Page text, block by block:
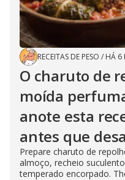
RECEITAS DE PESO / HÁ 6
O charuto de
moída
anote esta
antes que
Prepare charuto de
almoço, recheio
temperado encorpado.